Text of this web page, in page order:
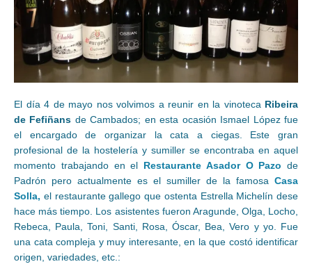
El día 4 de mayo nos volvimos a reunir en la vinoteca Ribeira
de Fefiñans de Cambados; en esta ocasión Ismael López fue
el encargado de organizar la cata a ciegas. Este gran
profesional de la hostelería y sumiller se encontraba en aquel
momento trabajando en el Restaurante Asador O Pazo de
Padrón pero actualmente es el sumiller de la famosa Casa
Solla, el restaurante gallego que ostenta Estrella Michelín dese
hace más tiempo. Los asistentes fueron Aragunde, Olga, Locho,
Rebeca, Paula, Toni, Santi, Rosa, Óscar, Bea, Vero y yo. Fue
una cata compleja y muy interesante, en la que costó identificar
origen, variedades, etc.: